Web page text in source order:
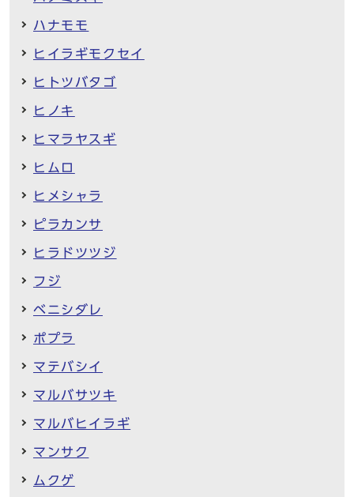
ハナモモ
ヒイラギモクセイ
ヒトツバタゴ
ヒノキ
ヒマラヤスギ
ヒムロ
ヒメシャラ
ピラカンサ
ヒラドツツジ
フジ
ベニシダレ
ポプラ
マテバシイ
マルバサツキ
マルバヒイラギ
マンサク
ムクゲ